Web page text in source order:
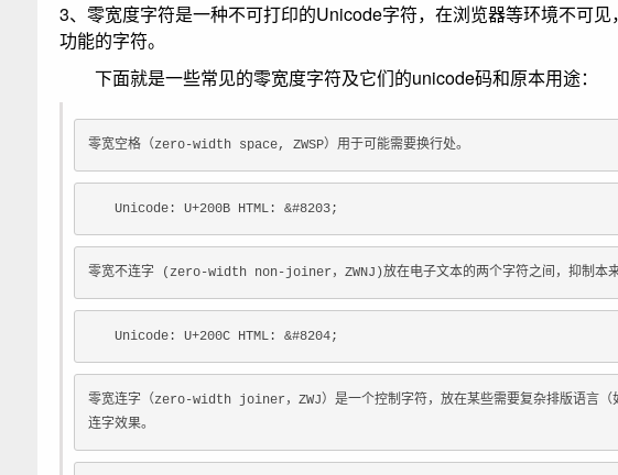
3、零宽度字符是一种不可打印的Unicode字符，在浏览器等环境不可
功能的字符。
下面就是一些常见的零宽度字符及它们的unicode码和原本用途：
零宽空格（zero-width space, ZWSP）用于可能需要换行处。
Unicode: U+200B HTML: &#8203;
零宽不连字 (zero-width non-joiner，ZWNJ)放在电子文本的两个字符之间，抑制本来
Unicode: U+200C HTML: &#8204;
零宽连字（zero-width joiner，ZWJ）是一个控制字符，放在某些需要复杂排版语言（
连字效果。